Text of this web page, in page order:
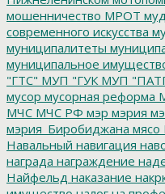
мошенничество МРОТ
современного искусства
муниципалитеты
муниципальное
"ГТС" МУП "ГУК МУП
мусор мусорная реформа
МЧС МЧС РФ мэр мэрия
мэрия_Биробиджана мясо
Навальный навигация
награда награждение
Найфельд наказание